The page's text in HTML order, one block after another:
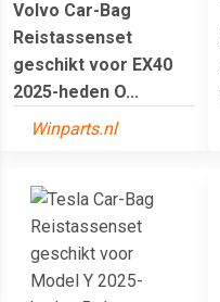
Volvo Car-Bag
Reistassenset
geschikt voor EX40
2025-heden O...
Winparts.nl